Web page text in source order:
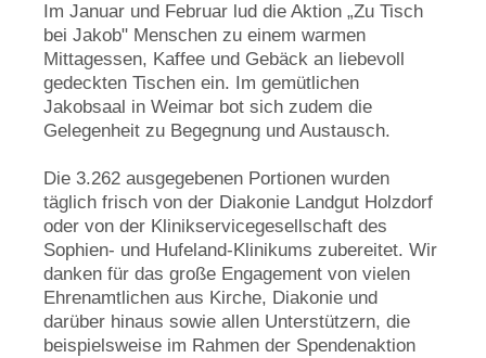
Im Januar und Februar lud die Aktion „Zu Tisch
bei Jakob" Menschen zu einem warmen
Mittagessen, Kaffee und Gebäck an liebevoll
gedeckten Tischen ein. Im gemütlichen
Jakobsaal in Weimar bot sich zudem die
Gelegenheit zu Begegnung und Austausch.
Die 3.262 ausgegebenen Portionen wurden
täglich frisch von der Diakonie Landgut Holzdorf
oder von der Klinikservicegesellschaft des
Sophien- und Hufeland-Klinikums zubereitet. Wir
danken für das große Engagement von vielen
Ehrenamtlichen aus Kirche, Diakonie und
darüber hinaus sowie allen Unterstützern, die
beispielsweise im Rahmen der Spendenaktion